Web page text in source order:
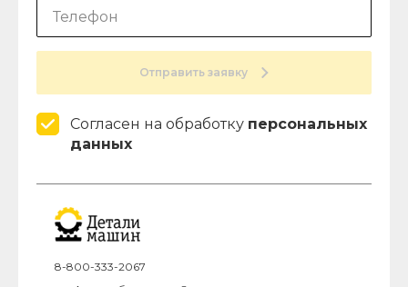
Отправить заявку
Согласен на обработку персональных
данных
8-800-333-2067